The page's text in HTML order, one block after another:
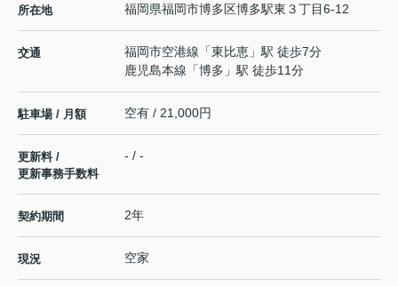
所在地 福岡県福岡市博多区博多駅東 ３丁目6-12
交通 福岡市空港線 「東比恵 」駅 徒歩7分
鹿児島本線 「博多 」駅 徒歩11分
駐車場 / 月額 空有 / 21,000円
更新料 /
更新事務手数料
- / -
契約期間 2年
現況 空家